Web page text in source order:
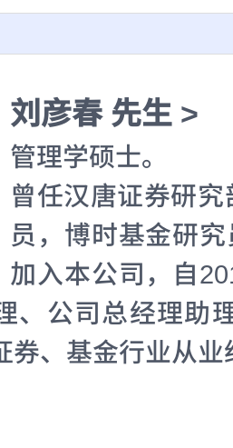
刘彦春 先生 >
管理学硕士。
曾任汉唐证券研
员，博时基金研
加入本公司，自
、公司总经理助
券、基金行业从业